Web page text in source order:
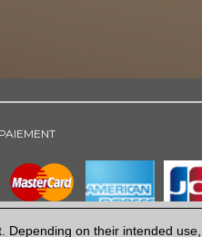
on their intended